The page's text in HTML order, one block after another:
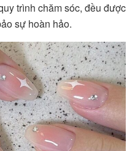
trình chăm sóc, đều được
sự hoàn hảo.